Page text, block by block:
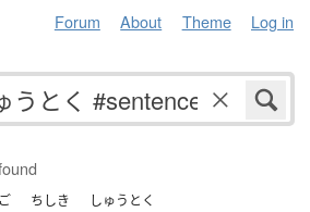
Forum About Theme Log in
ちしき しゅうとく